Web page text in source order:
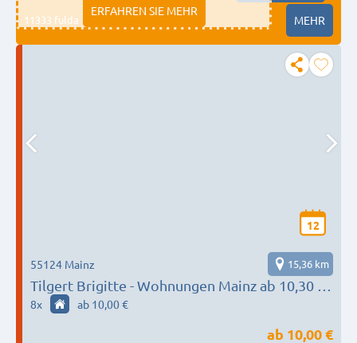
ERFAHREN SIE MEHR
11333 fulda MEHR
12
Tilgert Brigitte - Wohnungen Mainz ab 10,30 €
pro Nacht bei langfristiger Anmietung
55124 Mainz 15,36 km
8x ab 10,00 €
ab 10,00 €